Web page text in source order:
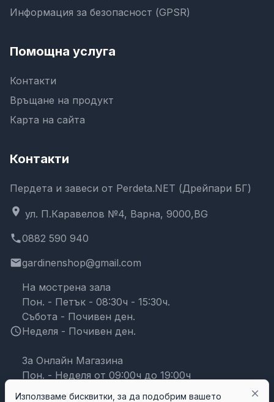
Информация за безопасност (GPSR)
Помощна услуга
Контакти
Връщане на продукт
Карта на сайта
Контакти
Пердета и завеси от Perdeta.NET (Дрейпари БГ)
location_on ул. П.Каравелов №4, Варна, 9000,BG
phone0882 590 940
emailgardinenshop@gmail.com
schedule
На мострена зала
Пон. - Петък - 08:30ч - 15:30ч.
Събота - Почивен ден.
Неделя - Почивен ден.
За Онлайн Магазина
Пон. - Неделя от 09:00ч до 19:00ч
close
Използваме бисквитки, за да подобрим вашето